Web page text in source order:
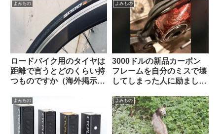
よみもの
ロードバイク用のタイヤは
距離で言うとどのくらい持
つものですか（海外掲示板
よみもの
3000ドルの新品カーボン
フレームを自分のミスで壊
してしまった人に励ましの
板から）
よみもの よみもの